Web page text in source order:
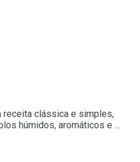
receita clássica e simples,
húmidos, aromáticos e ...